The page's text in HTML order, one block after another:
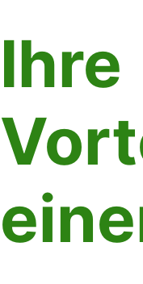
Ihre